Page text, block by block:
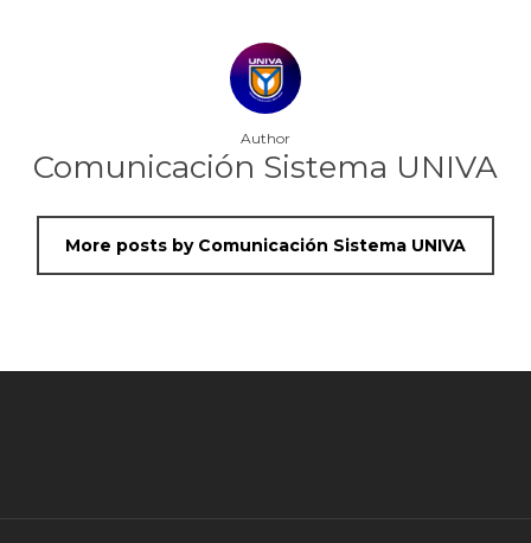
Author
Comunicación Sistema UNIVA
More posts by Comunicación Sistema UNIVA